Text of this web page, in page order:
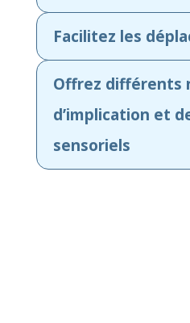
Facilitez les
Offrez différents
d’implication et
sensoriels